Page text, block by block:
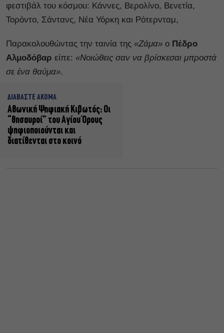
φεστιβάλ του κόσμου: Κάννες, Βερολίνο, Βενετία,
Τορόντο, Σάντανς, Νέα Υόρκη και Ρότερνταμ,
Παρακολουθώντας την ταινία της «Ζάμα» ο Πέδρο
Αλμοδόβαρ είπε: «Νοιώθεις σαν να βρίσκεσαι μπροστά
σε ένα θαύμα».
ΔΙΑΒΑΣΤΕ ΑΚΟΜΑ
Αθωνική Ψηφιακή Κιβωτός: Οι
“θησαυροί” του Αγίου Όρους
ψηφιοποιούνται και
διατίθενται στο κοινό